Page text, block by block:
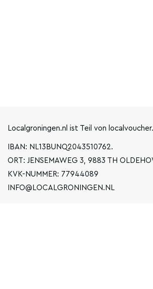
Localgroningen.nl ist Teil von
IBAN: NL13BUNQ2043510762.
ORT: JENSEMAWEG 3, 9883 TH
KVK-NUMMER: 77944089
INFO@LOCALGRONINGEN.NL